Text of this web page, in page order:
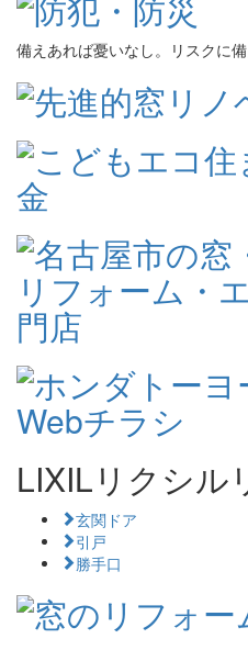
備えあれば憂いなし。リスクに備
LIXILリクシル
玄関ドア
引戸
勝手口